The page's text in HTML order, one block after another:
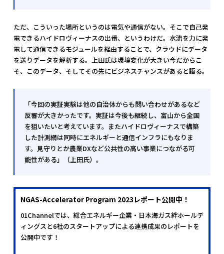
ただ、こういった場所というのは電気や通信がない。そこで自己発
電できるハイドロヴィーナスの出番、というわけだ。水流を力に発
電して通信できるモジュールを経由することで、クラウドにデータ
を送りデータを解析する。上田氏は環境変化が大きい今だからこ
そ、このデータ、そしてその先にビジネスチャンスがあると語る。
「今回の実証実験は他の自治体からも問い合わせがあるなど
反響が大きかったです。実証は今後も継続し、富山から全国
を狙いたいと考えています。またハイドロヴィーナスで構築
した計測網は同時にエネルギーと通信インフラにもなりま
す。見守りとか農業DXなど公共性の高い事業につながる可
能性がある」（上田氏）。
NGAS-Accelerator Program 2023レポート公開中！
01Channelでは、総合エネルギー企業・日本海ガス絆ホールデ
ィングスと6社のスタートアップによる連携成果のレポートを
公開中です！